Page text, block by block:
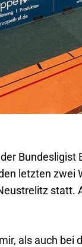
letzten
als auch